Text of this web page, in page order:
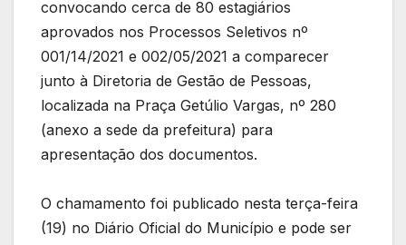
convocando cerca de 80 estagiários
aprovados nos Processos Seletivos nº
001/14/2021 e 002/05/2021 a comparecer
junto à Diretoria de Gestão de Pessoas,
localizada na Praça Getúlio Vargas, nº 280
(anexo a sede da prefeitura) para
apresentação dos documentos.
O chamamento foi publicado nesta terça-feira
(19) no Diário Oficial do Município e pode ser